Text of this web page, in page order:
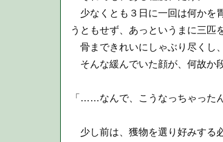
少なくとも３日に一回は何かを
うともせず、あっというまに三匹
骨まできれいにしゃぶり尽くし
そんな緩んでいた顔が、何故か
「……なんで、こうなっちゃった
少し前は、獲物を選り好みする